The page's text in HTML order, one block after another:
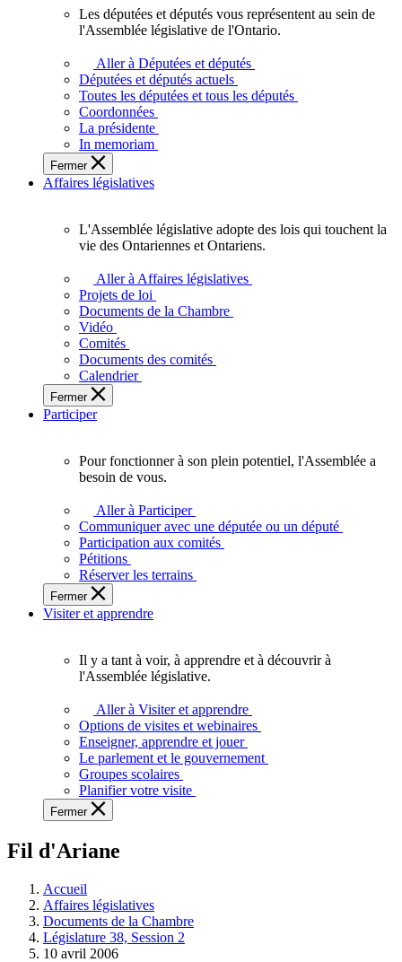
députés
vous
représentent
sein
de
l'Assemblée
législative
l'Ontario.
Les députées et députés vous représentent au sein de
l'Assemblée législative de l'Ontario.
Aller à Députées et députés
Députées et députés actuels
Toutes les députées et tous les députés
Coordonnées
La présidente
In memoriam
Fermer
Affaires législatives
L'Assemblée
adopte
touchent
des
Ontariennes
et
L'Assemblée législative adopte des lois qui touchent la
vie des Ontariennes et Ontariens.
Aller à Affaires législatives
Projets de loi
Documents de la Chambre
Vidéo
Comités
Documents des comités
Calendrier
Fermer
Participer
plein
potentiel,
l'Assemblée
a
besoin
de
Pour fonctionner à son plein potentiel, l'Assemblée a
besoin de vous.
Aller à Participer
Communiquer avec une députée ou un député
Participation aux comités
Pétitions
Réserver les terrains
Fermer
Visiter et apprendre
voir,
apprendre
et
à
à
législative.
Il y a tant à voir, à apprendre et à découvrir à
l'Assemblée législative.
Aller à Visiter et apprendre
Options de visites et webinaires
Enseigner, apprendre et jouer
Le parlement et le gouvernement
Groupes scolaires
Planifier votre visite
Fermer
Fil d'Ariane
Accueil
Affaires législatives
Documents de la Chambre
Législature 38, Session 2
10 avril 2006